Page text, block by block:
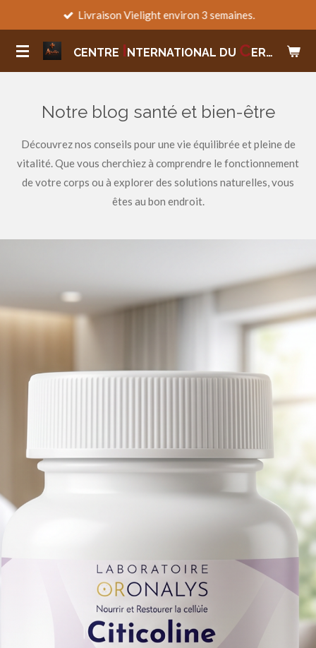
contenu
principal
CENTRE INTERNATIONAL DU CERVEAU
Livraison Vielight environ 3 semaines.
Notre blog santé et bien-être
Découvrez nos conseils pour une vie équilibrée et pleine de
vitalité. Que vous cherchiez à comprendre le fonctionnement
de votre corps ou à explorer des solutions naturelles, vous
êtes au bon endroit.